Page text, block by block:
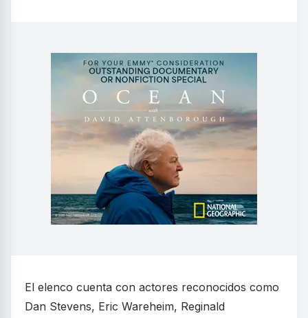
El elenco cuenta con actores reconocidos como
Dan Stevens, Eric Wareheim, Reginald